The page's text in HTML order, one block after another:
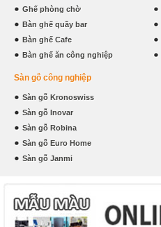
Ghế phòng chờ
Bàn ghế quầy bar
Bàn ghế Cafe
Bàn ghế ăn công nghiệp
Sàn gỗ công nghiệp
Sàn gỗ Kronoswiss
Sàn gỗ Inovar
Sàn gỗ Robina
Sàn gỗ Euro Home
Sàn gỗ Janmi